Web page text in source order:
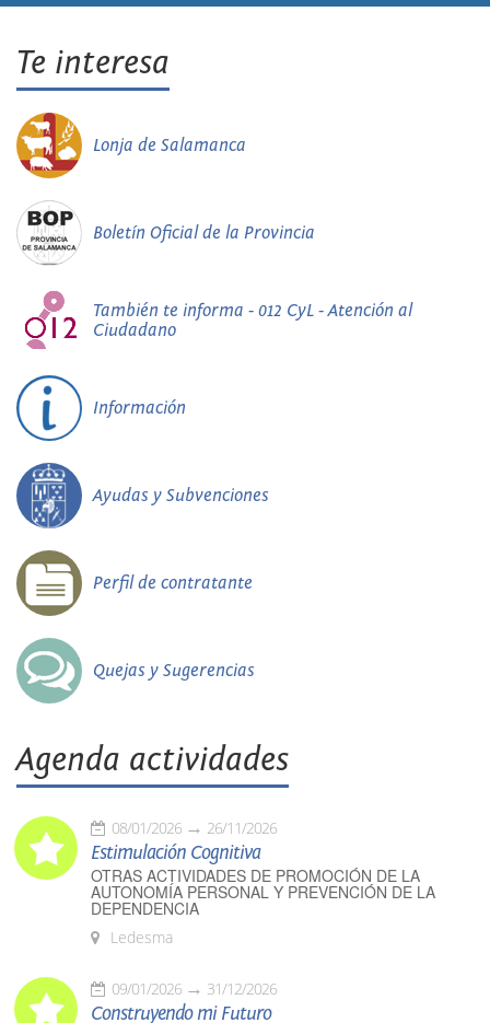
Te interesa
Lonja de Salamanca
Boletín Oficial de la Provincia
También te informa - 012 CyL - Atención al
Ciudadano
Información
Ayudas y Subvenciones
Perfil de contratante
Quejas y Sugerencias
Agenda actividades
08/01/2026 26/11/2026
Estimulación Cognitiva
OTRAS ACTIVIDADES DE PROMOCIÓN DE LA
AUTONOMÍA PERSONAL Y PREVENCIÓN DE LA
DEPENDENCIA
Ledesma
09/01/2026 31/12/2026
Construyendo mi Futuro